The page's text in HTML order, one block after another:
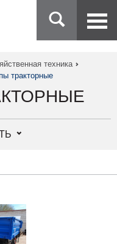
техника
тракторные